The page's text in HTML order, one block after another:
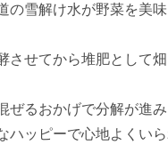
の雪解け水が野菜を美
させてから堆肥として
ぜるおかげで分解が進
ハッピーで心地よくい